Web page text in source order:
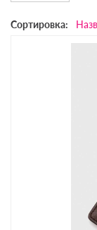
Сортировка: